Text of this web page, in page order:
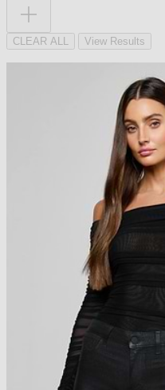
CLEAR ALL View Results